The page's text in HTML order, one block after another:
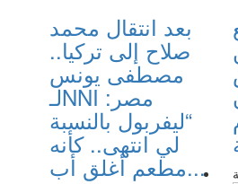
بعد انتقال محمد
صلاح إلى تركيا..
مصطفى يونس
لـNNI مصر:
“ليفربول بالنسبة
لي انتهى.. كأنه
مطعم أغلق أب...